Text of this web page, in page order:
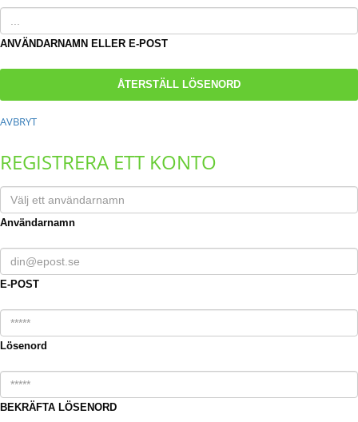
ANVÄNDARNAMN ELLER E-POST
AVBRYT
REGISTRERA ETT KONTO
Användarnamn
E-POST
Lösenord
BEKRÄFTA LÖSENORD